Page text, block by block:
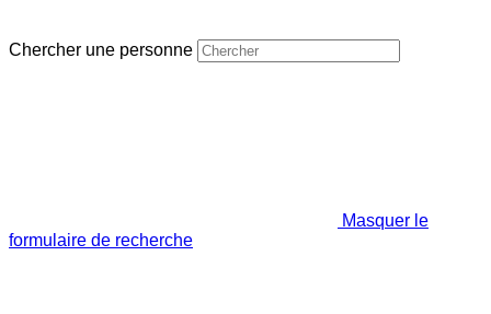
Chercher une personne
Masquer le
formulaire de recherche